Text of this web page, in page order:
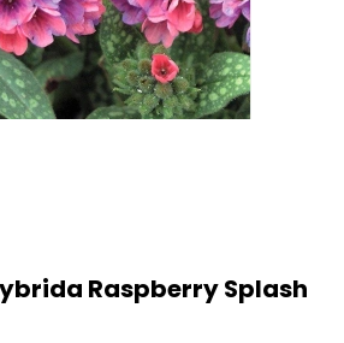
Raspberry Splash